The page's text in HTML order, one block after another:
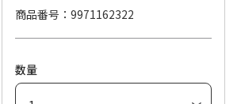
商品番号
9971162322
数量